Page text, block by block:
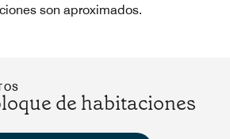
son aproximados.
de habitaciones